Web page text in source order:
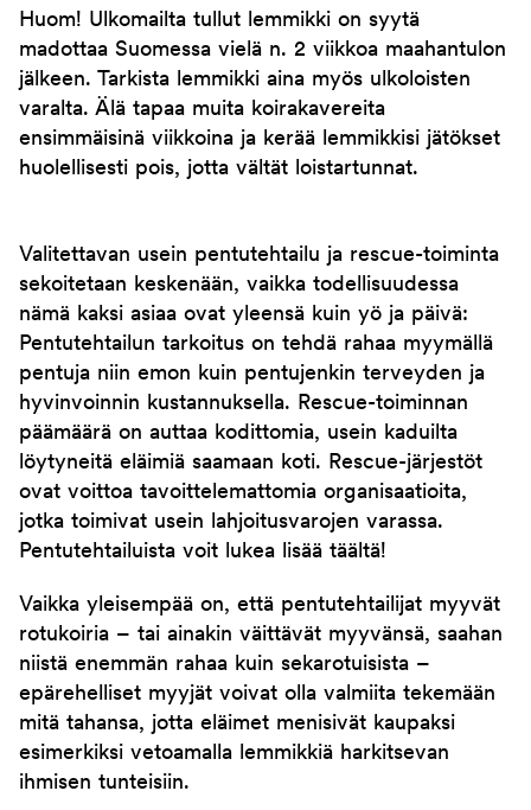
Huom! Ulkomailta tullut lemmikki on syytä
madottaa Suomessa vielä n. 2 viikkoa maahantulon
jälkeen. Tarkista lemmikki aina myös ulkoloisten
varalta. Älä tapaa muita koirakavereita
ensimmäisinä viikkoina ja kerää lemmikkisi jätökset
huolellisesti pois, jotta vältät loistartunnat.
Valitettavan usein pentutehtailu ja rescue-toiminta
sekoitetaan keskenään, vaikka todellisuudessa
nämä kaksi asiaa ovat yleensä kuin yö ja päivä:
Pentutehtailun tarkoitus on tehdä rahaa myymällä
pentuja niin emon kuin pentujenkin terveyden ja
hyvinvoinnin kustannuksella. Rescue-toiminnan
päämäärä on auttaa kodittomia, usein kaduilta
löytyneitä eläimiä saamaan koti. Rescue-järjestöt
ovat voittoa tavoittelemattomia organisaatioita,
jotka toimivat usein lahjoitusvarojen varassa.
Pentutehtailuista voit lukea lisää täältä!
Vaikka yleisempää on, että pentutehtailijat myyvät
rotukoiria – tai ainakin väittävät myyvänsä, saahan
niistä enemmän rahaa kuin sekarotuisista –
epärehelliset myyjät voivat olla valmiita tekemään
mitä tahansa, jotta eläimet menisivät kaupaksi
esimerkiksi vetoamalla lemmikkiä harkitsevan
ihmisen tunteisiin.